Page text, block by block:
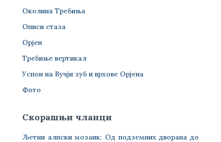
Околина Требиња
Описи стаза
Орјен
Требиње вертикал
Успон на Вучји зуб и врхове Орјена
Фото
Скорашњи чланци
Љетни алпски мозаик: Од подземних дворана до